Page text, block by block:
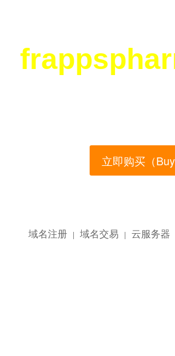
立即购买（Buy
域名注册 | 域名交易 | 云服务器